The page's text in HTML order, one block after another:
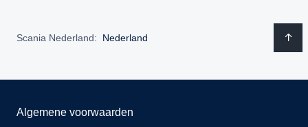
Scania Nederland: Nederland
Algemene voorwaarden